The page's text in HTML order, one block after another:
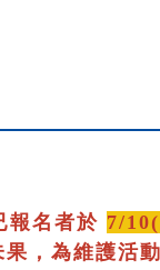
報名者於 7/
，為維護活